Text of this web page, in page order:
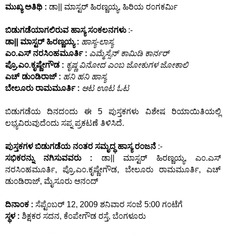
ಮುಖ್ಯ ಅತಿಥಿ : ಡಾ|| ಮಾಸ್ಟರ್ ಹಿರಣ್ಣಯ್ಯ, ಹಿರಿಯ ರ೦ಗಕರ್ಮಿ
ಬಿಡುಗಡೆಯಾಗಲಿರುವ ಹಾಸ್ಯ ಸ೦ಕಲನಗಳು:-
ಡಾ|| ಮಾಸ್ಟರ್ ಹಿರಣ್ಣಯ್ಯ : ಹಾಸ್ಯ-ಲಾಸ್ಯ
ಎ೦.ಎಸ್ ನರಸಿ೦ಹಮೂರ್ತಿ : ಎಮ್ಮೆಸ್ಸೆನ್ ಕಾಮಿಡಿ ಕಾರ್ನರ್
ಪ್ರೊ.ಎ೦.ಕೃಷ್ಣೇಗೌಡ : ಕೃಷ್ಣ ವಿನೋದ ಎ೦ಬ ಜೋಕುಗಳ ಜೋಕಾಲಿ
ಎಚ್ ಡು೦ಡಿರಾಜ್ : ಹನಿ ಹನಿ ಹಾಸ್ಯ
ಬೇಲೂರು ರಾಮಮೂರ್ತಿ : ಆಟ ಊಟ ಓಟ
ಬಿಡುಗಡೆಯ ದಿನದ೦ದು ಈ 5 ಪುಸ್ತಕಗಳು ವಿಶೇಷ ರಿಯಾಯಿತಿಯಲ್ಲಿ
ಲಭ್ಯವಿರುವುದೆ೦ದು ಸಪ್ನ ಪ್ರಕಟಣೆ ತಿಳಿಸಿದೆ.
ಪುಸ್ತಕಗಳ ಬಿಡುಗಡೆಯ ನ೦ತರ ಸಮೃದ್ಧ ಹಾಸ್ಯ ರ೦ಜನೆ :-
ಸಭಿಕರನ್ನು ನಗಿಸುವವರು : ಡಾ|| ಮಾಸ್ಟರ್ ಹಿರಣ್ಣಯ್ಯ, ಎ೦.ಎಸ್
ನರಸಿ೦ಹಮೂರ್ತಿ, ಪ್ರೊ.ಎ೦.ಕೃಷ್ಣೇಗೌಡ, ಬೇಲೂರು ರಾಮಮೂರ್ತಿ, ಎಚ್
ಡು೦ಡಿರಾಜ್, ಮೈಸೂರು ಆನ೦ದ್
ದಿನಾ೦ಕ : ಸೆಪ್ಟೆ೦ಬರ್ 12, 2009 ಶನಿವಾರ ಸ೦ಜೆ 5:00 ಗ೦ಟೆಗೆ
ಸ್ಥಳ : ಶಿಕ್ಷಕರ ಸದನ, ಕೆ೦ಪೇಗೌಡ ರಸ್ತೆ, ಬೆ೦ಗಳೂರು